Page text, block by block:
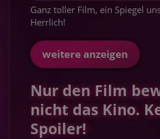
Ganz toller Film, ein Spiegel
Herrlich!
weitere anzeigen
Nur den Film
nicht das Kino.
Spoiler!